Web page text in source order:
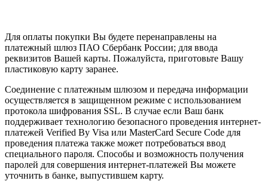
Для оплаты покупки Вы будете перенаправлены на
платежный шлюз ПАО Сбербанк России; для ввода
реквизитов Вашей карты. Пожалуйста, приготовьте Вашу
пластиковую карту заранее.
Соединение с платежным шлюзом и передача информации
осуществляется в защищенном режиме с использованием
протокола шифрования SSL. В случае если Ваш банк
поддерживает технологию безопасного проведения интернет-
платежей Verified By Visa или MasterCard Secure Code для
проведения платежа также может потребоваться ввод
специального пароля. Способы и возможность получения
паролей для совершения интернет-платежей Вы можете
уточнить в банке, выпустившем карту.